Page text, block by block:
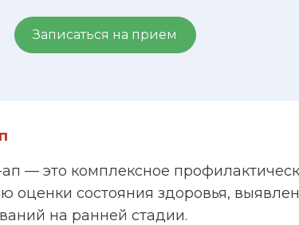
Записаться на прием
— это комплексное
оценки состояния здоровья,
на ранней стадии.